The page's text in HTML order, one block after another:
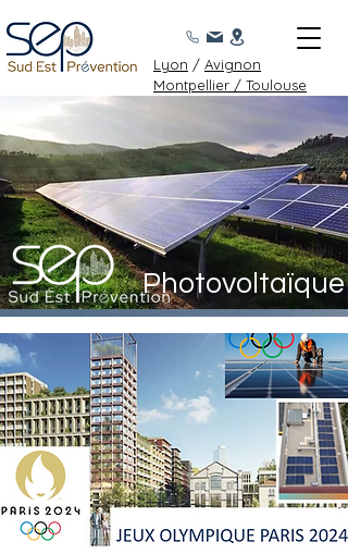
Lyon / Avignon
Montpellier / Toulouse
Accueil
Photovoltaïque